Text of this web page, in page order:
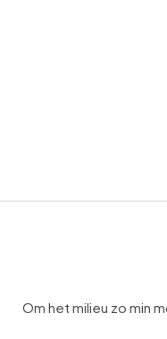
Om het milieu zo min